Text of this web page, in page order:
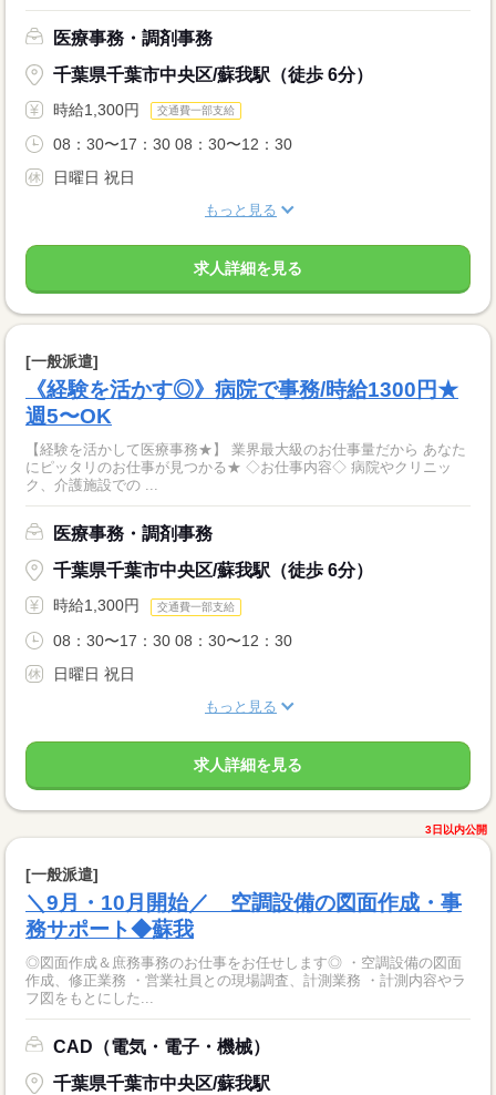
医療事務・調剤事務
千葉県千葉市中央区/蘇我駅（徒歩 6分）
時給1,300円 交通費一部支給
08：30〜17：30 08：30〜12：30
日曜日 祝日
もっと見る
求人詳細を見る
[一般派遣]
《経験を活かす◎》病院で事務/時給1300円★
週5〜OK
【経験を活かして医療事務★】 業界最大級のお仕事量だから あなた
にピッタリのお仕事が見つかる★ ◇お仕事内容◇ 病院やクリニッ
ク、介護施設での ...
医療事務・調剤事務
千葉県千葉市中央区/蘇我駅（徒歩 6分）
時給1,300円 交通費一部支給
08：30〜17：30 08：30〜12：30
日曜日 祝日
もっと見る
求人詳細を見る
3日以内公開
[一般派遣]
＼9月・10月開始／ 空調設備の図面作成・事
務サポート◆蘇我
◎図面作成＆庶務事務のお仕事をお任せします◎ ・空調設備の図面
作成、修正業務 ・営業社員との現場調査、計測業務 ・計測内容やラ
フ図をもとにした...
CAD（電気・電子・機械）
千葉県千葉市中央区/蘇我駅